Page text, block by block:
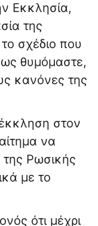
Εκκλησία,
της
σχέδιο που
θυμόμαστε,
κανόνες της
στον
να
Ρωσικής
με το
ότι μέχρι